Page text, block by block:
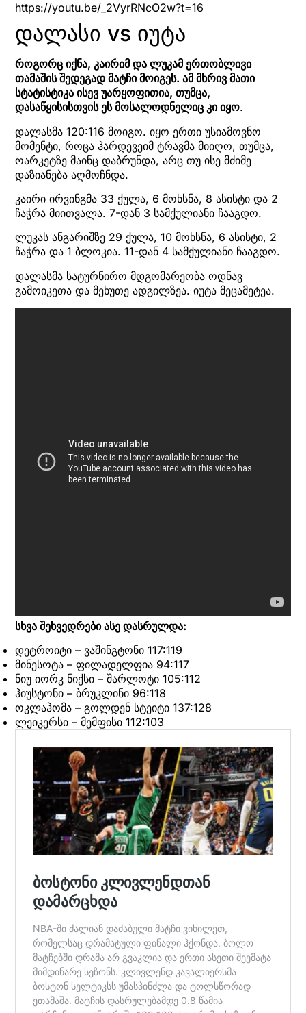
https://youtu.be/_2VyrRNcO2w?t=16
დალასი vs იუტა
როგორც იქნა, კაირიმ და ლუკამ ერთობლივი
თამაშის შედეგად მატჩი მოიგეს. ამ მხრივ მათი
სტატისტიკა ისევ უარყოფითია, თუმცა,
დასაწყისისთვის ეს მოსალოდნელიც კი იყო.
დალასმა 120:116 მოიგო. იყო ერთი უსიამოვნო
მომენტი, როცა ჰარდევეიმ ტრავმა მიიღო, თუმცა,
ოარკეტზე მაინც დაბრუნდა, არც თუ ისე მძიმე
დაზიანება აღმოჩნდა.
კაირი ირვინგმა 33 ქულა, 6 მოხსნა, 8 ასისტი და 2
ჩაჭრა მიითვალა. 7-დან 3 სამქულიანი ჩააგდო.
ლუკას ანგარიშზე 29 ქულა, 10 მოხსნა, 6 ასისტი, 2
ჩაჭრა და 1 ბლოკია. 11-დან 4 სამქულიანი ჩააგდო.
დალასმა სატურნირო მდგომარეობა ოდნავ
გამოიკეთა და მეხუთე ადგილზეა. იუტა მეცამეტეა.
სხვა შეხვედრები ასე დასრულდა:
დეტროიტი – ვაშინგტონი 117:119
მინესოტა – ფილადელფია 94:117
ნიუ იორკ ნიქსი – შარლოტი 105:112
ჰიუსტონი – ბრუკლინი 96:118
ოკლაჰომა – გოლდენ სტეიტი 137:128
ლეიკერსი – მემფისი 112:103